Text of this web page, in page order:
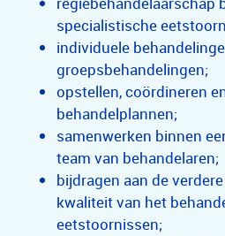
specialistische
individuele
groepsbehandelingen;
opstellen, coördineren
behandelplannen;
samenwerken binnen
team van behandelaren;
bijdragen aan de
kwaliteit van het
eetstoornissen;